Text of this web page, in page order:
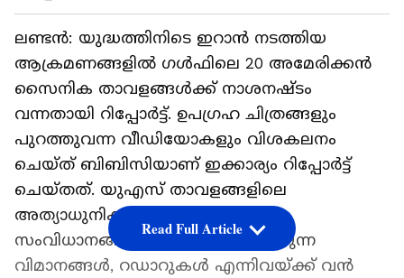
ലണ്ടന്‍: യുദ്ധത്തിനിടെ ഇറാന്‍ നടത്തിയ
ആക്രമണങ്ങളില്‍ ഗള്‍ഫിലെ 20 അമേരിക്കന്‍
സൈനിക താവളങ്ങള്‍ക്ക് നാശനഷ്ടം
വന്നതായി റിപ്പോര്‍ട്ട്. ഉപഗ്രഹ ചിത്രങ്ങളും
പുറത്തുവന്ന വീഡിയോകളും വിശകലനം
ചെയ്ത് ബിബിസിയാണ് ഇക്കാര്യം റിപ്പോര്‍ട്ട്
ചെയ്തത്. യുഎസ് താവളങ്ങളിലെ
അത്യാധുനിക വ്യോമപ്രതിരോധ
സംവിധാനങ്ങള്‍, ഇന്ധനം നിറയ്ക്കുന്ന
വിമാനങ്ങള്‍, റഡാറുകള്‍ എന്നിവയ്ക്ക് വന്‍
Read Full Article